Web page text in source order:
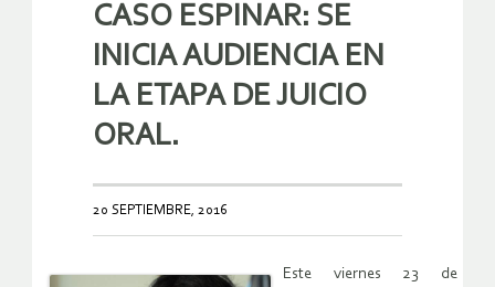
CASO ESPINAR: SE
INICIA AUDIENCIA EN
LA ETAPA DE JUICIO
ORAL.
20 SEPTIEMBRE, 2016
Este viernes 23 de